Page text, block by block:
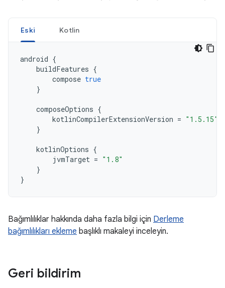
Eski Kotlin
android {
buildFeatures {
compose true
}
composeOptions {
kotlinCompilerExtensionVersion = "1.5.15"
}
kotlinOptions {
jvmTarget = "1.8"
}
}
Bağımlılıklar hakkında daha fazla bilgi için Derleme
bağımlılıkları ekleme başlıklı makaleyi inceleyin.
Geri bildirim